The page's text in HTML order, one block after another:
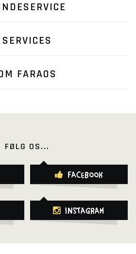
SERVICES
FARAOS
FØLG OS...
Facebook
Instagram